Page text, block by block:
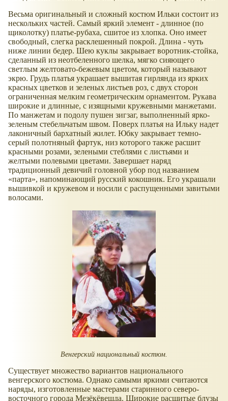
Весьма оригинальный и сложный костюм Ильки состоит из
нескольких частей. Самый яркий элемент - длинное (по
щиколотку) платье-рубаха, сшитое из хлопка. Оно имеет
свободный, слегка расклешенный покрой. Длина - чуть
ниже линии бедер. Шею куклы закрывает воротник-стойка,
сделанный из неотбеленного шелка, мягко сияющего
светлым желтовато-бежевым цветом, который называют
экрю. Грудь платья украшает вышитая гирлянда из ярких
красных цветков и зеленых листьев роз, с двух сторон
ограниченная мелким геометрическим орнаментом. Рукава
широкие и длинные, с изящными кружевными манжетами.
По манжетам и подолу пушен зигзаг, выполненный ярко-
зеленым стебельчатым швом. Поверх платья на Ильку надет
лаконичный бархатный жилет. Юбку закрывает темно-
серый полотняный фартук, низ которого также расшит
красными розами, зелеными стеблями с листьями и
желтыми полевыми цветами. Завершает наряд
традиционный девичий головной убор под названием
парта , напоминающий русский кокошник. Его украшали
вышивкой и кружевом и носили с распущенными завитыми
волосами.
Венгерский национальный костюм.
Существует множество вариантов национального
венгерского костюма. Однако самыми яркими считаются
наряды, изготовленные мастерами старинного северо-
восточного города Мезёкёвешда. Широкие расшитые блузы